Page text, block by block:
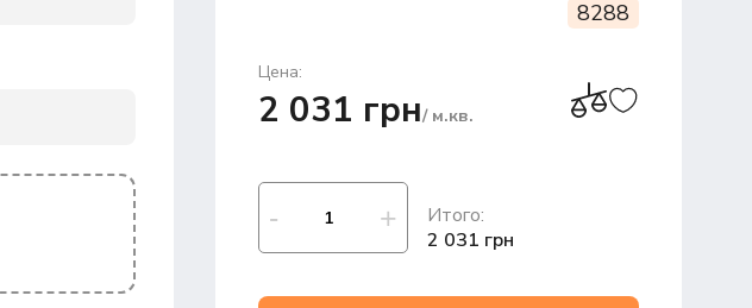
8288
Цена:
2 031 грн/ м.кв.
Итого:
2 031 грн